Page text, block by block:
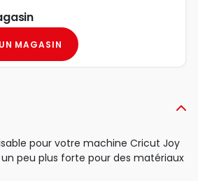
MAGASIN
pour votre machine Cricut Joy
peu plus forte pour des matériaux